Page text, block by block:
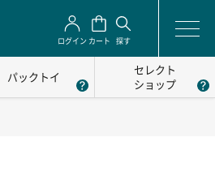
ログイン カート 探す
パックトイ
セレクト
ショップ